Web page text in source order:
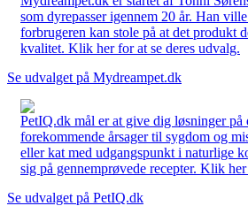
som dyrepasser igennem 20 år. Han
forbrugeren kan stole på at det produkt
kvalitet. Klik her for at se deres udvalg.
Se udvalget på Mydreampet.dk
PetIQ.dk mål er at give dig løsninger på
forekommende årsager til sygdom og
eller kat med udgangspunkt i naturlige
sig på gennemprøvede recepter. Klik
Se udvalget på PetIQ.dk